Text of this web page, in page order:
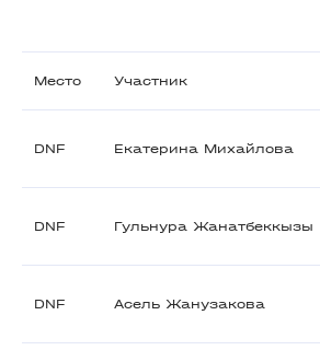
Место Участник
DNF Екатерина Михайлова
DNF Гульнура Жанатбеккызы
DNF Асель Жанузакова